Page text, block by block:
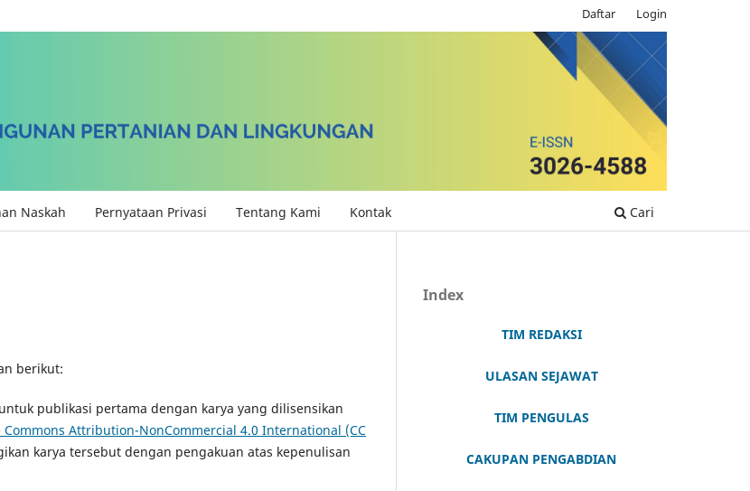
Naskah Pernyataan Privasi Tentang Kami Kontak Cari
Daftar Login
berikut:
publikasi pertama dengan karya yang dilisensikan
Commons Attribution-NonCommercial 4.0 International (CC
karya tersebut dengan pengakuan atas kepenulisan
Index
TIM REDAKSI
ULASAN SEJAWAT
TIM PENGULAS
CAKUPAN PENGABDIAN